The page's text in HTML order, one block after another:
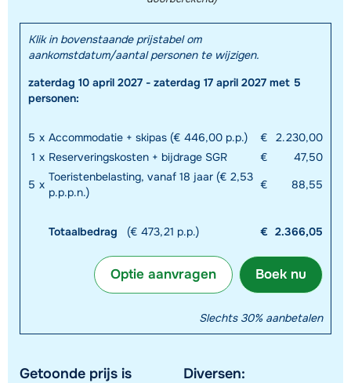
Klik in bovenstaande prijstabel om
aankomstdatum/aantal personen te wijzigen.
zaterdag 10 april 2027 - zaterdag 17 april 2027 met 5
personen:
5 x Accommodatie + skipas (€ 446,00 p.p.) €
2.230,00
1 x Reserveringskosten + bijdrage SGR €
47,50
5 x
Toeristenbelasting, vanaf 18 jaar (€ 2,53
p.p.p.n.)
€ 88,55
Totaalbedrag (€ 473,21 p.p.) € 2.366,05
Boek nu
Optie aanvragen
Slechts 30% aanbetalen
Getoonde prijs is
Diversen: